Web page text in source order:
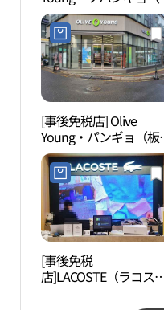
板橋）店(올리브영 서
교점)
[事後免税店] Olive
Young・パンギョ（板
橋）図書館店(올리브
판교도서관점)
[事後免税
店]LACOSTE（ラコス